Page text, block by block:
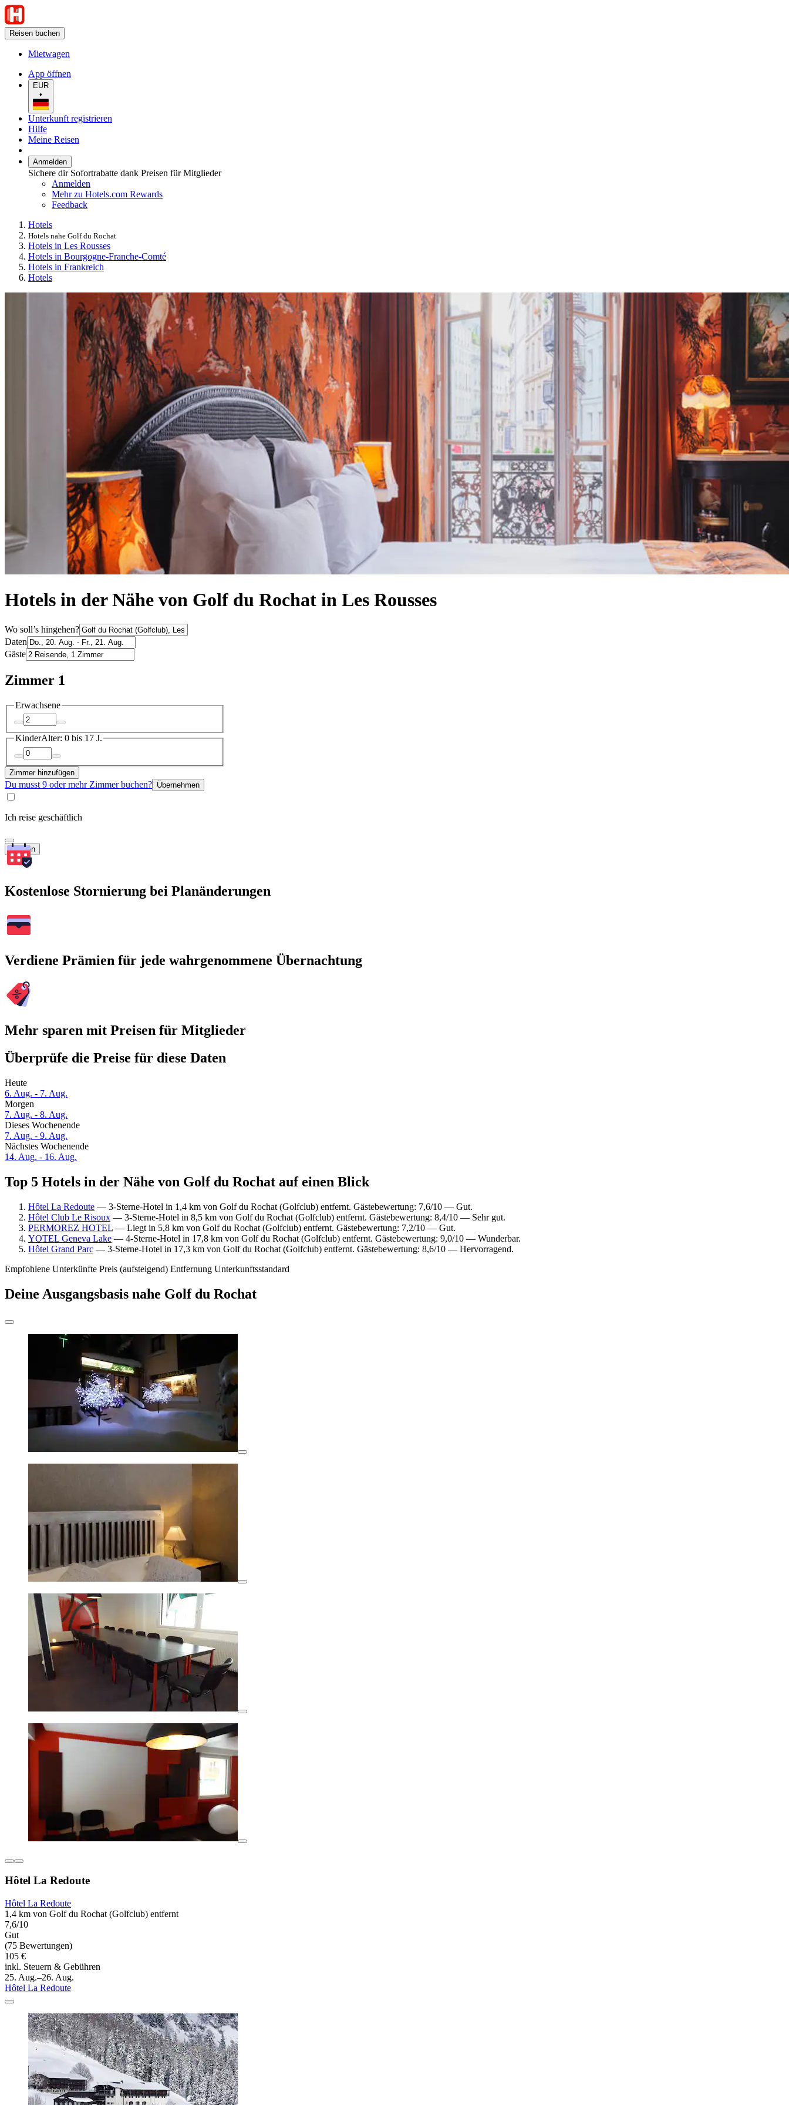
Reisen buchen
Mietwagen
App öffnen
EUR
•
Unterkunft registrieren
Hilfe
Meine Reisen
Anmelden
Sichere dir Sofortrabatte dank Preisen für Mitglieder
Anmelden
Mehr zu Hotels.com Rewards
Feedback
Hotels
Hotels nahe Golf du Rochat
Hotels in Les Rousses
Hotels in Bourgogne-Franche-Comté
Hotels in Frankreich
Hotels
Hotels in der Nähe von Golf du Rochat in Les Rousses
Wo soll’s hingehen?
Daten
Gäste
Zimmer 1
Erwachsene
KinderAlter: 0 bis 17 J.
Zimmer hinzufügen
Du musst 9 oder mehr Zimmer buchen? Übernehmen
Ich reise geschäftlich
Suchen
Kostenlose Stornierung bei Planänderungen
Verdiene Prämien für jede wahrgenommene Übernachtung
Mehr sparen mit Preisen für Mitglieder
Überprüfe die Preise für diese Daten
Heute
6. Aug. - 7. Aug.
Morgen
7. Aug. - 8. Aug.
Dieses Wochenende
7. Aug. - 9. Aug.
Nächstes Wochenende
14. Aug. - 16. Aug.
Top 5 Hotels in der Nähe von Golf du Rochat auf einen Blick
Hôtel La Redoute — 3-Sterne-Hotel in 1,4 km von Golf du Rochat (Golfclub) entfernt. Gästebewertung: 7,6/10 — Gut.
Hôtel Club Le Risoux — 3-Sterne-Hotel in 8,5 km von Golf du Rochat (Golfclub) entfernt. Gästebewertung: 8,4/10 — Sehr gut.
PERMOREZ HOTEL — Liegt in 5,8 km von Golf du Rochat (Golfclub) entfernt. Gästebewertung: 7,2/10 — Gut.
YOTEL Geneva Lake — 4-Sterne-Hotel in 17,8 km von Golf du Rochat (Golfclub) entfernt. Gästebewertung: 9,0/10 — Wunderbar.
Hôtel Grand Parc — 3-Sterne-Hotel in 17,3 km von Golf du Rochat (Golfclub) entfernt. Gästebewertung: 8,6/10 — Hervorragend.
Empfohlene Unterkünfte Preis (aufsteigend) Entfernung Unterkunftsstandard
Deine Ausgangsbasis nahe Golf du Rochat
Hôtel La Redoute
Hôtel La Redoute
1,4 km von Golf du Rochat (Golfclub) entfernt
7,6/10
Gut
(75 Bewertungen)
105 €
inkl. Steuern & Gebühren
25. Aug.–26. Aug.
Hôtel La Redoute